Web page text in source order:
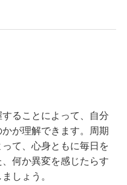
ることによって、自分
が理解できます。周期
て、心身ともに毎日を
何か異変を感じたらす
しょう。